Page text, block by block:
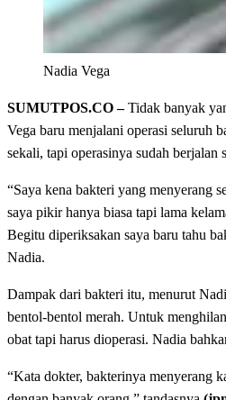
Nadia Vega
SUMUTPOS.CO –Tidak banyak
Vega baru menjalani operasi seluruh
sekali, tapi operasinya sudah berjalan
“Saya kena bakteri yang menyerang
saya pikir hanya biasa tapi lama
Begitu diperiksakan saya baru tahu
Nadia.
Dampak dari bakteri itu, menurut
bentol-bentol merah. Untuk
obat tapi harus dioperasi. Nadia
“Kata dokter, bakterinya menyerang